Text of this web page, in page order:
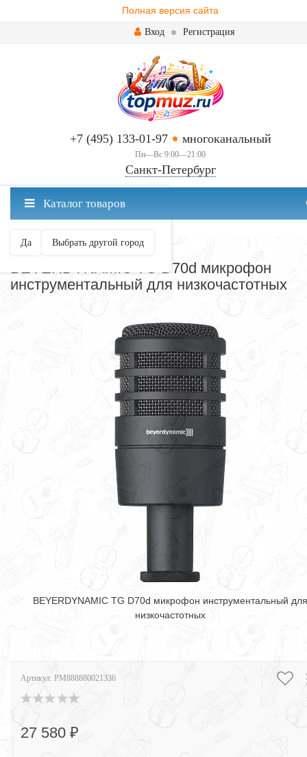
Полная версия сайта
Вход Регистрация
+7 (495) 133-01-97 многоканальный
Пн—Вс 9:00—21:00
Санкт-Петербург
Санкт-Петербург ваш город?
Да Выбрать другой город
Каталог товаров
МИКРОФОНЫ
BEYERDYNAMIC TG D70d микрофон
инструментальный для низкочастотных
BEYERDYNAMIC TG D70d микрофон инструментальный для
низкочастотных
Артикул: PM888880021336
27 580 ₽